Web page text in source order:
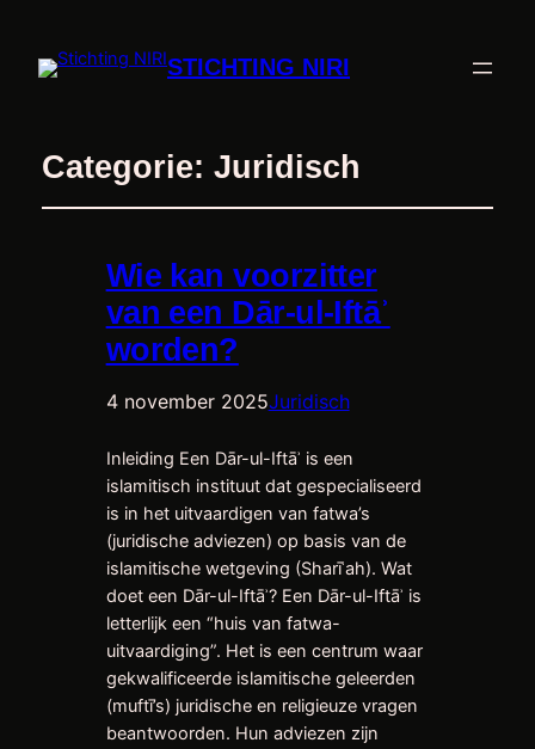
STICHTING NIRI
Categorie: Juridisch
Wie kan voorzitter
van een Dār-ul-Iftāʾ
worden?
4 november 2025Juridisch
Inleiding Een Dār-ul-Iftāʾ is een
islamitisch instituut dat gespecialiseerd
is in het uitvaardigen van fatwa’s
(juridische adviezen) op basis van de
islamitische wetgeving (Sharīʿah). Wat
doet een Dār-ul-Iftāʾ? Een Dār-ul-Iftāʾ is
letterlijk een “huis van fatwa-
uitvaardiging”. Het is een centrum waar
gekwalificeerde islamitische geleerden
(muftī’s) juridische en religieuze vragen
beantwoorden. Hun adviezen zijn